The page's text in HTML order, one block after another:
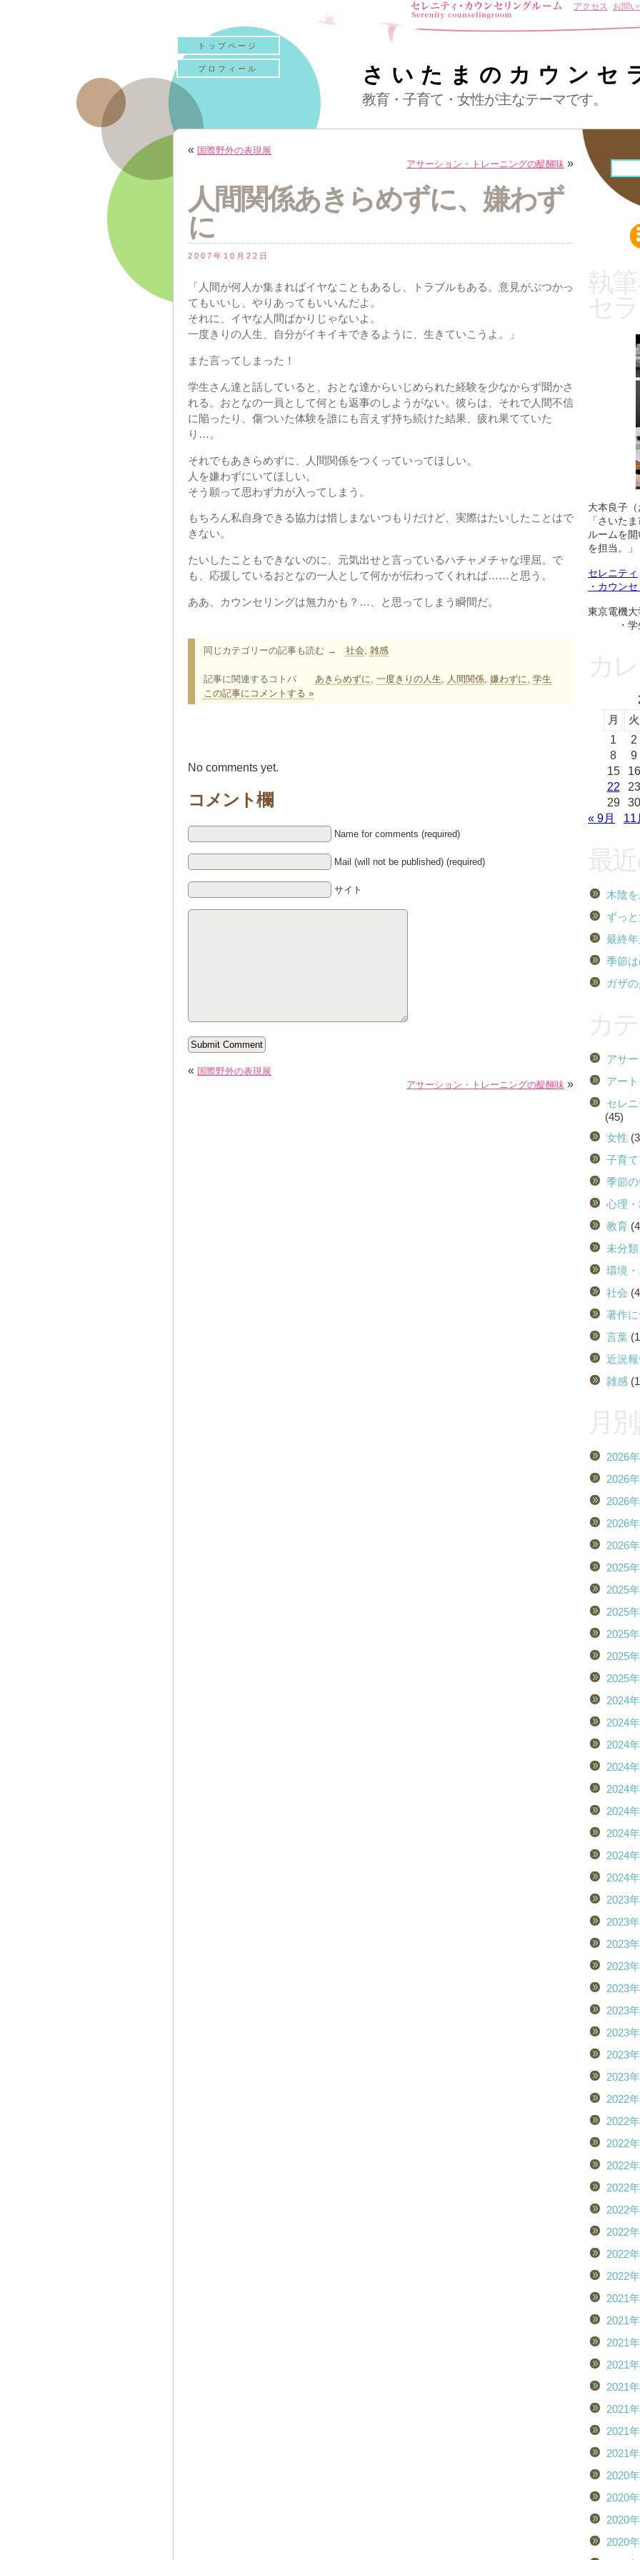
トップページ
プロフィール さいたまのカウンセ
教育・子育て・女性が主なテーマです。
アクセス お問
« 国際野外の表現展
アサーション・トレーニングの醍醐味 »
人間関係あきらめずに、嫌わず
に
2007年10月22日
「人間が何人か集まればイヤなこともあるし、トラブルもある。意見がぶつかっ
てもいいし、やりあってもいいんだよ。
それに、イヤな人間ばかりじゃないよ。
一度きりの人生、自分がイキイキできるように、生きていこうよ。」
また言ってしまった！
学生さん達と話していると、おとな達からいじめられた経験を少なからず聞かさ
れる。おとなの一員として何とも返事のしようがない。彼らは、それで人間不信
に陥ったり、傷ついた体験を誰にも言えず持ち続けた結果、疲れ果てていた
り…。
それでもあきらめずに、人間関係をつくっていってほしい。
人を嫌わずにいてほしい。
そう願って思わず力が入ってしまう。
もちろん私自身できる協力は惜しまないつもりだけど、実際はたいしたことはで
きない。
たいしたこともできないのに、元気出せと言っているハチャメチャな理屈。で
も、応援しているおとなの一人として何かが伝わってくれれば……と思う。
ああ、カウンセリングは無力かも？…、と思ってしまう瞬間だ。
同じカテゴリーの記事も読む → 社会, 雑感
記事に関連するコトバ あきらめずに, 一度きりの人生, 人間関係, 嫌わずに, 学生
この記事にコメントする »
No comments yet.
コメント欄
Name for comments (required)
Mail (will not be published) (required)
サイト
« 国際野外の表現展
アサーション・トレーニングの醍醐味 »
大本良子
「さいた
ルームを
を担当。」
セレニティ
・カウン
東京電機
・学生
月 火
1
2
8
9
15
16
22
23
29
30
« 9月
11
木陰
ずっ
最終
季節
ガザ
アサ
アート
セレ
(45)
女性
子育て
季節
心理
教育
未分類
環境
社会
著作
言葉
近況
雑感
2026
2026
2026
2026
2026
2025
2025
2025
2025
2025
2025
2024
2024
2024
2024
2024
2024
2024
2024
2024
2023
2023
2023
2023
2023
2023
2023
2023
2023
2022
2022
2022
2022
2022
2022
2022
2022
2022
2021
2021
2021
2021
2021
2021
2021
2021
2020
2020
2020
2020